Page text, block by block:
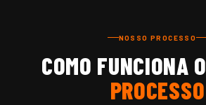
NOSSO PROCESSO
COMO FUNCIONA O
PROCESSO